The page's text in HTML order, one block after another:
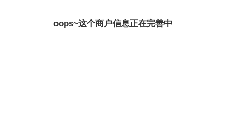
oops~这个商户信息正在完善中